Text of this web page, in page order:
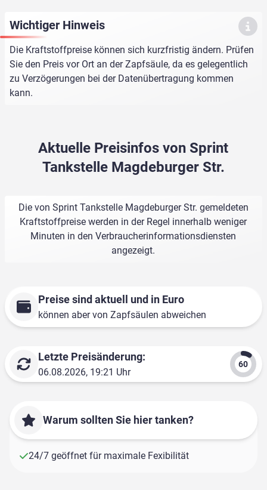
Wichtiger Hinweis
Die Kraftstoffpreise können sich kurzfristig ändern. Prüfen
Sie den Preis vor Ort an der Zapfsäule, da es gelegentlich
zu Verzögerungen bei der Datenübertragung kommen
kann.
Aktuelle Preisinfos von Sprint
Tankstelle Magdeburger Str.
Die von Sprint Tankstelle Magdeburger Str. gemeldeten
Kraftstoffpreise werden in der Regel innerhalb weniger
Minuten in den Verbraucherinformationsdiensten
angezeigt.
Preise sind aktuell und in Euro
können aber von Zapfsäulen abweichen
Letzte Preisänderung:
06.08.2026, 19:21 Uhr
Warum sollten Sie hier tanken?
24/7 geöffnet für maximale Fexibilität